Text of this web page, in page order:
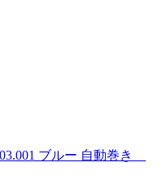
ブルー 自動巻き